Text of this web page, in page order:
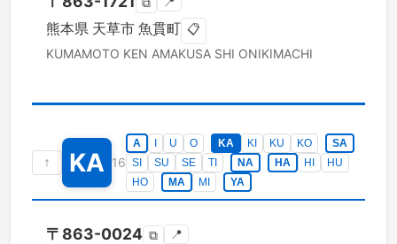
熊本県 天草市 魚貫町 📋
KUMAMOTO KEN AMAKUSA SHI ONIKIMACHI
↑ KA 16
A U O KA KI KU KO
SA
SI
SU SE TI NA HA HI
HU
HO
MA MI YA
〒 863-0024 ⧉ 📍